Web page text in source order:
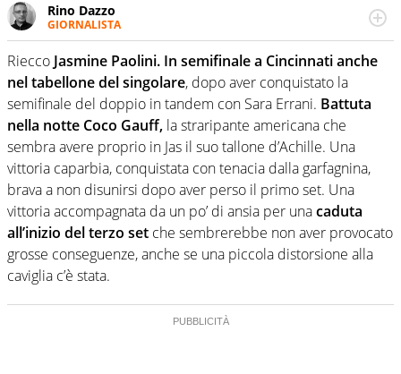
Rino Dazzo
GIORNALISTA
Se mai ci fosse modo di traslare il glossario del calcio in
una nicchia di esperti, lui ne farebbe parte. Non si perde
una svista arbitrale né gli umori social del mondo delle
curve
Riecco Jasmine Paolini. In semifinale a Cincinnati anche
nel tabellone del singolare, dopo aver conquistato la
semifinale del doppio in tandem con Sara Errani. Battuta
nella notte Coco Gauff, la straripante americana che
sembra avere proprio in Jas il suo tallone d’Achille. Una
vittoria caparbia, conquistata con tenacia dalla garfagnina,
brava a non disunirsi dopo aver perso il primo set. Una
vittoria accompagnata da un po’ di ansia per unacaduta
all’inizio del terzo set che sembrerebbe non aver provocato
grosse conseguenze, anche se una piccola distorsione alla
caviglia c’è stata.